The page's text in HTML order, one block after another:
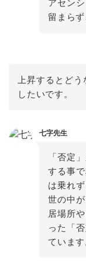
アセン
留まら
上昇するとど
したいです。
七字先生
「否定
する事
は乗れ
世の中
居場所
った「
ています